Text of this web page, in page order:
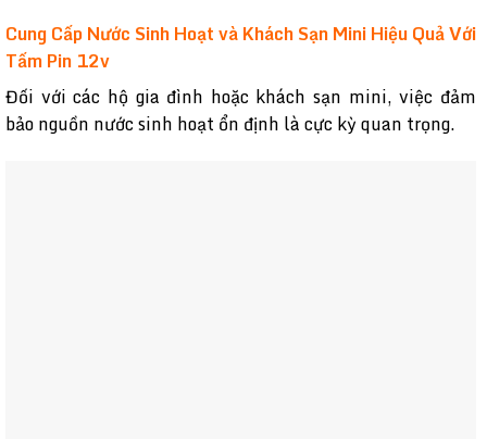
Cung Cấp Nước Sinh Hoạt và Khách Sạn Mini Hiệu Quả Với
Tấm Pin 12v
Đối với các hộ gia đình hoặc khách sạn mini, việc đảm
bảo nguồn nước sinh hoạt ổn định là cực kỳ quan trọng.